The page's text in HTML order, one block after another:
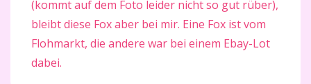
(kommt auf dem Foto leider nicht so gut rüber),
bleibt diese Fox aber bei mir. Eine Fox ist vom
Flohmarkt, die andere war bei einem Ebay-Lot
dabei.